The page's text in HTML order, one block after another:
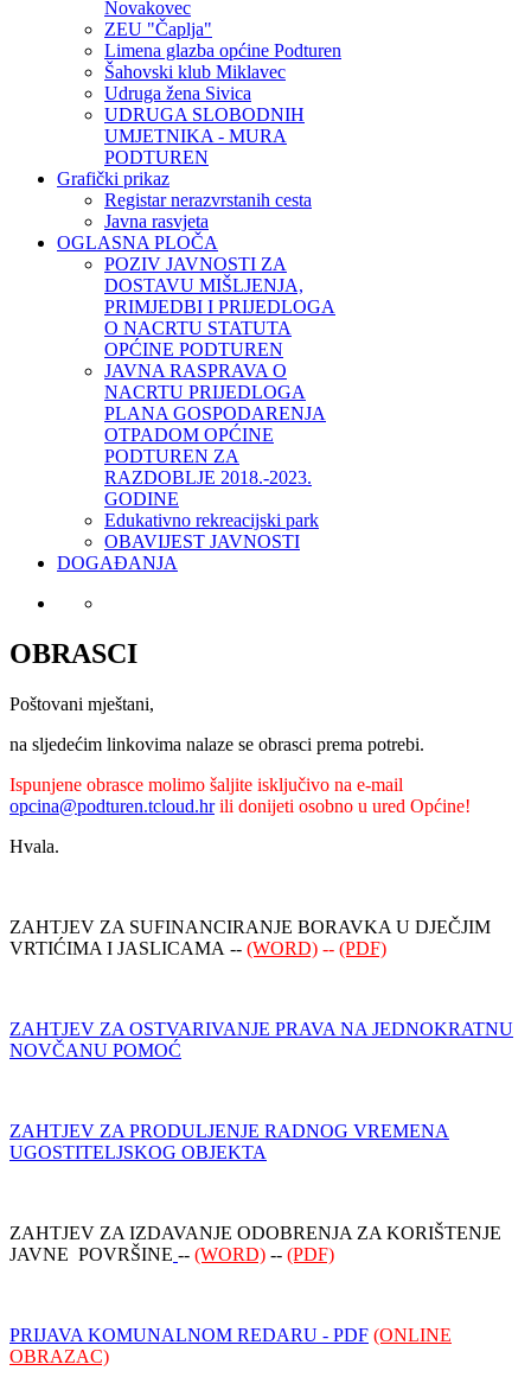
Novakovec
ZEU "Čaplja"
Limena glazba općine Podturen
Šahovski klub Miklavec
Udruga žena Sivica
UDRUGA SLOBODNIH
UMJETNIKA - MURA
PODTUREN
Grafički prikaz
Registar nerazvrstanih cesta
Javna rasvjeta
OGLASNA PLOČA
POZIV JAVNOSTI ZA
DOSTAVU MIŠLJENJA,
PRIMJEDBI I PRIJEDLOGA
O NACRTU STATUTA
OPĆINE PODTUREN
JAVNA RASPRAVA O
NACRTU PRIJEDLOGA
PLANA GOSPODARENJA
OTPADOM OPĆINE
PODTUREN ZA
RAZDOBLJE 2018.-2023.
GODINE
Edukativno rekreacijski park
OBAVIJEST JAVNOSTI
DOGAĐANJA
OBRASCI
Poštovani mještani,
na sljedećim linkovima nalaze se obrasci prema potrebi.
Ispunjene obrasce molimo šaljite isključivo na e-mail
opcina@podturen.tcloud.hrili donijeti osobno u ured Općine!
Hvala.
ZAHTJEV ZA SUFINANCIRANJE BORAVKA U DJEČJIM
VRTIĆIMA I JASLICAMA -- (WORD) -- (PDF)
ZAHTJEV ZA OSTVARIVANJE PRAVA NA JEDNOKRATNU
NOVČANU POMOĆ
ZAHTJEV ZA PRODULJENJE RADNOG VREMENA
UGOSTITELJSKOG OBJEKTA
ZAHTJEV ZA IZDAVANJE ODOBRENJA ZA KORIŠTENJE
JAVNE POVRŠINE -- (WORD) -- (PDF)
PRIJAVA KOMUNALNOM REDARU - PDF (ONLINE
OBRAZAC)